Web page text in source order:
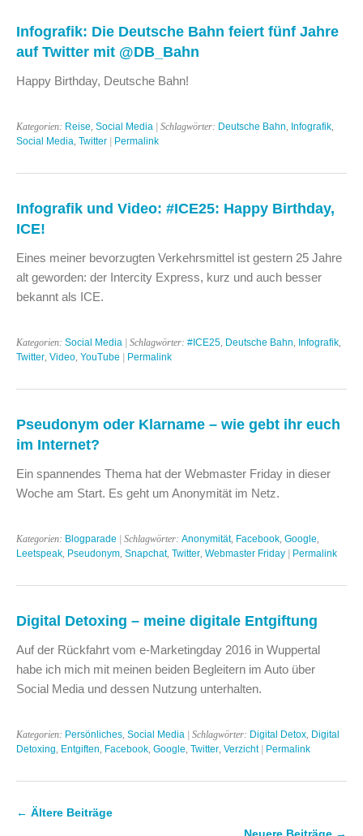
Infografik: Die Deutsche Bahn feiert fünf Jahre
auf Twitter mit @DB_Bahn
Happy Birthday, Deutsche Bahn!
Kategorien: Reise Social Media | Schlagwörter: Deutsche Bahn Infografik
Social Media Twitter | Permalink
Infografik und Video: #ICE25: Happy Birthday,
ICE!
Eines meiner bevorzugten Verkehrsmittel ist gestern 25 Jahre
alt geworden: der Intercity Express, kurz und auch besser
bekannt als ICE.
Kategorien: Social Media | Schlagwörter: #ICE25 Deutsche Bahn Infografik
Twitter Video YouTube | Permalink
Pseudonym oder Klarname – wie gebt ihr euch
im Internet?
Ein spannendes Thema hat der Webmaster Friday in dieser
Woche am Start. Es geht um Anonymität im Netz.
Kategorien: Blogparade | Schlagwörter: Anonymität, Facebook Google
Leetspeak Pseudonym Snapchat, Twitter Webmaster Friday | Permalink
Digital Detoxing – meine digitale Entgiftung
Auf der Rückfahrt vom e-Marketingday 2016 in Wuppertal
habe ich mich mit meinen beiden Begleitern im Auto über
Social Media und dessen Nutzung unterhalten.
Kategorien: Persönliches Social Media | Schlagwörter: Digital Detox Digital
Detoxing Entgiften Facebook Google Twitter Verzicht| Permalink
← Ältere Beiträge
Neuere Beiträge →